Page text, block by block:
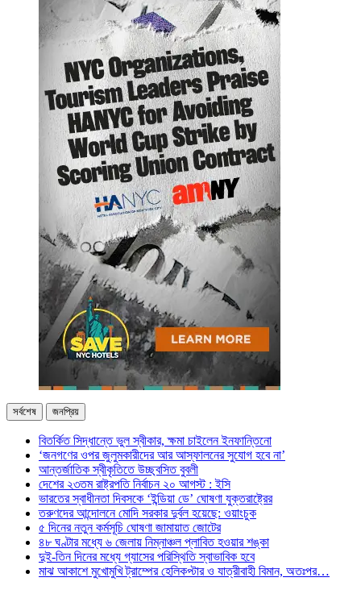
সর্বশেষ জনপ্রিয়
বিতর্কিত সিদ্ধান্তে ভুল স্বীকার, ক্ষমা চাইলেন ইনফান্তিনো
‘জনগণের ওপর জুলুমকারীদের আর আস্ফালনের সুযোগ হবে না’
আন্তর্জাতিক স্বীকৃতিতে উচ্ছ্বসিত বুবলী
দেশের ২৩তম রাষ্ট্রপতি নির্বাচন ২০ আগস্ট : ইসি
ভারতের স্বাধীনতা দিবসকে ‘ইন্ডিয়া ডে’ ঘোষণা যুক্তরাষ্ট্রের
তরুণদের আন্দোলনে মোদি সরকার দুর্বল হয়েছে: ওয়াংচুক
৫ দিনের নতুন কর্মসূচি ঘোষণা জামায়াত জোটের
৪৮ ঘণ্টার মধ্যে ৬ জেলায় নিম্নাঞ্চল প্লাবিত হওয়ার শঙ্কা
দুই-তিন দিনের মধ্যে গ্যাসের পরিস্থিতি স্বাভাবিক হবে
মাঝ আকাশে মুখোমুখি ট্রাম্পের হেলিকপ্টার ও যাত্রীবাহী বিমান, অতঃপর…